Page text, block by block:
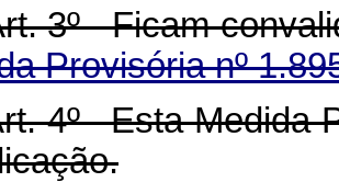
Ficam
Provisória nº
Esta Medida